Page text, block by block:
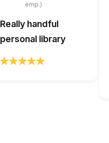
emp.)
Really handful
personal library